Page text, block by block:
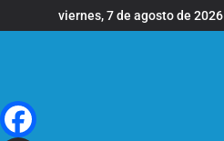
al
viernes, 7 de agosto de 2026